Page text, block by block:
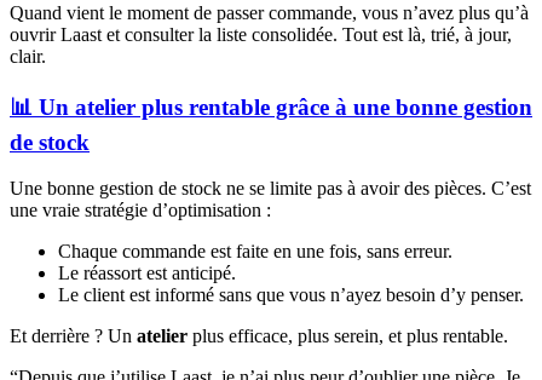
Quand vient le moment de passer commande, vous n’avez plus qu’à
ouvrir Laast et consulter la liste consolidée. Tout est là, trié, à jour,
clair.
📊 Un atelier plus rentable grâce à une bonne gestion
de stock
Une bonne gestion de stock ne se limite pas à avoir des pièces. C’est
une vraie stratégie d’optimisation :
Chaque commande est faite en une fois, sans erreur.
Le réassort est anticipé.
Le client est informé sans que vous n’ayez besoin d’y penser.
Et derrière ? Un atelier plus efficace, plus serein, et plus rentable.